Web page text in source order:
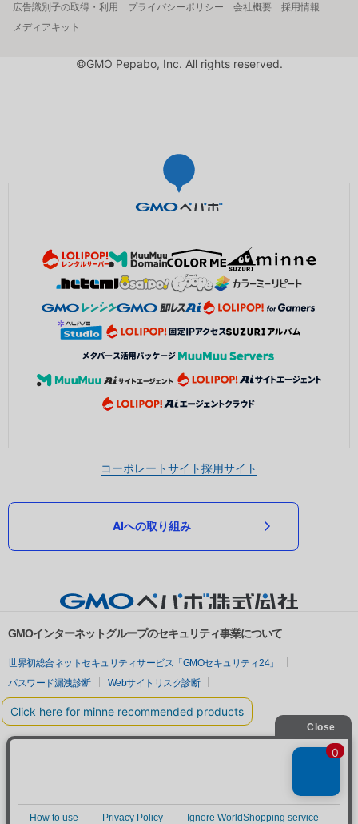
広告識別子の取得・利用
プライバシーポリシー 会社概要
採用情報
メディアキット
©GMO Pepabo, Inc. All rights reserved.
コーポレートサイト採用サイト
AIへの取り組み
GMOインターネットグループのセキュリティ事業について
世界初総合ネットセキュリティサービス「GMOセキュリティ24」
パスワード漏洩診断
Webサイトリスク診断
セキュリティ相談AIチャットボット
実在証明・盗聴対策
サイバー攻撃対策（GMOサイバーセキュリティ byイエラエ）